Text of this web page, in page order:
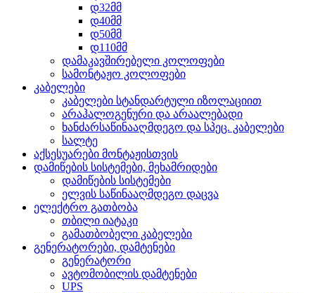
დ32მმ
დ40მმ
დ50მმ
დ110მმ
დამაკავშირებელი კოლოფები
სამონტაჟო კოლოფები
კაბელები
კაბელები სტანდარტული იზოლაციით
არაჰალოგენური და არაალებადი
ხანძარსაწინააღმდეგო და სპეც. კაბელები
სალტე
აქსესუარები მონტაჟისთვის
დამიწების სისტემები, მეხამრიდები
დამიწების სისტემები
ელვის საწინააღმდეგო დაცვა
ელექტრო გათბობა
თბილი იატაკი
გამათბობელი კაბელები
გენერატორები, დამტენები
გენერატორი
ავტომობილის დამტენები
UPS